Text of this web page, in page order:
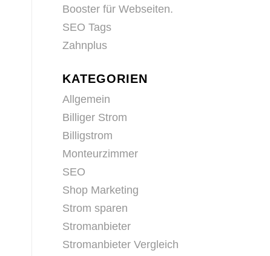
Booster für Webseiten.
SEO Tags
Zahnplus
KATEGORIEN
Allgemein
Billiger Strom
Billigstrom
Monteurzimmer
SEO
Shop Marketing
Strom sparen
Stromanbieter
Stromanbieter Vergleich